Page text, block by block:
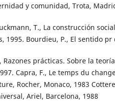
y comunidad, Trota,
T., La construcción
1995. Bourdieu, P., El sentido
Razones prácticas. Sobre la
Capra, F., Le temps du
Rocher, Monaco, 1983
Ariel, Barcelona, 1988